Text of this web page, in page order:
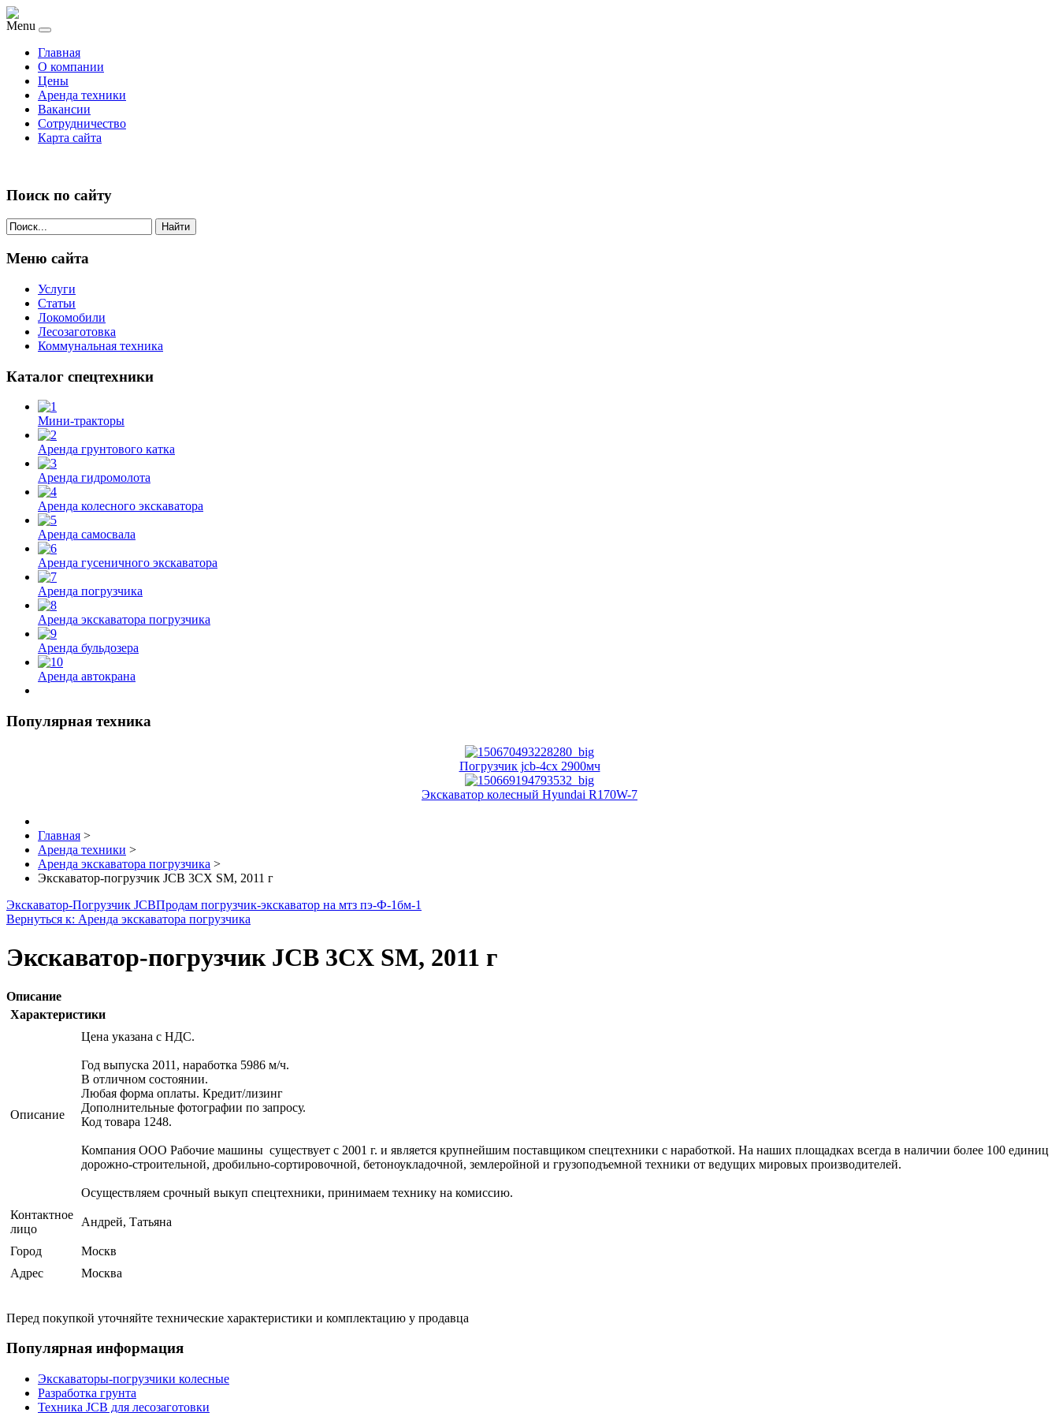
Menu
Главная
О компании
Цены
Аренда техники
Вакансии
Сотрудничество
Карта сайта
Поиск по сайту
Найти
Меню сайта
Услуги
Статьи
Локомобили
Лесозаготовка
Коммунальная техника
Каталог спецтехники
Мини-тракторы
Аренда грунтового катка
Аренда гидромолота
Аренда колесного экскаватора
Аренда самосвала
Аренда гусеничного экскаватора
Аренда погрузчика
Аренда экскаватора погрузчика
Аренда бульдозера
Аренда автокрана
Популярная техника
Погрузчик jcb-4cx 2900мч
Экскаватор колесный Hyundai R170W-7
Главная >
Аренда техники >
Аренда экскаватора погрузчика >
Экскаватор-погрузчик JCB 3CX SM, 2011 г
Экскаватор-Погрузчик JCBПродам погрузчик-экскаватор на мтз пэ-Ф-1бм-1
Вернуться к: Аренда экскаватора погрузчика
Экскаватор-погрузчик JCB 3CX SM, 2011 г
Описание
Характеристики
Описание
Цена указана с НДС.
Год выпуска 2011, наработка 5986 м/ч.
В отличном состоянии.
Любая форма оплаты. Кредит/лизинг
Дополнительные фотографии по запросу.
Код товара 1248.
Компания ООО Рабочие машины существует с 2001 г. и является крупнейшим поставщиком спецтехники с наработкой. На наших площадках всегда в наличии более 100 единиц
дорожно-строительной, дробильно-сортировочной, бетоноукладочной, землеройной и грузоподъемной техники от ведущих мировых производителей.
Осуществляем срочный выкуп спецтехники, принимаем технику на комиссию.
Контактное
лицо
Андрей, Татьяна
Город
Москв
Адрес
Москва
Перед покупкой уточняйте технические характеристики и комплектацию у продавца
Популярная информация
Экскаваторы-погрузчики колесные
Разработка грунта
Техника JCB для лесозаготовки